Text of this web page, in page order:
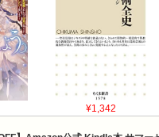
¥1,342